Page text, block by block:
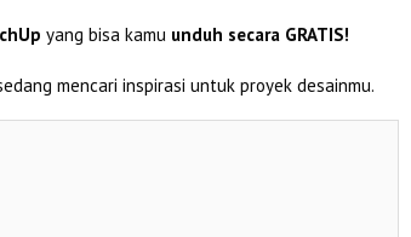
yang bisa kamu unduh secara GRATIS!
mencari inspirasi untuk proyek desainmu.